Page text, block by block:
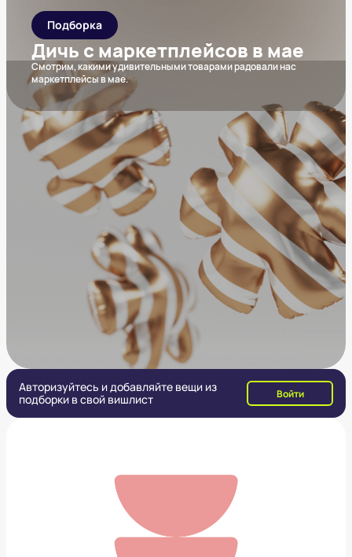
Подборка
Дичь с маркетплейсов в мае
Смотрим, какими удивительными товарами радовали нас
маркетплейсы в мае.
Авторизуйтесь и добавляйте вещи из
подборки в свой вишлист
Войти